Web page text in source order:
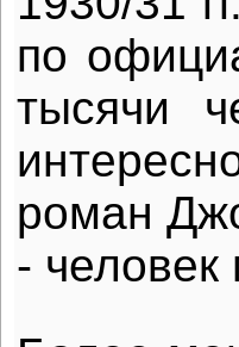
по
тысячи
роман
- человек